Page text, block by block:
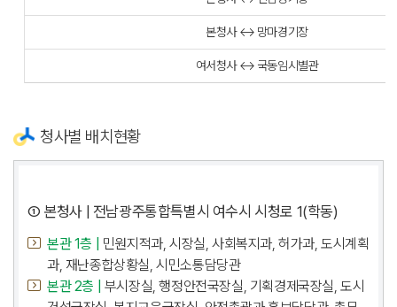
본청사 ↔ 망마경기장
여서청사 ↔ 국동임시별관
청사별 배치현황
① 본청사 | 전남광주통합특별시 여수시 시청로 1(학동)
본관 1층 |
민원지적과, 시장실, 사회복지과, 허가과, 도시계획
과, 재난종합상황실, 시민소통담당관
본관 2층 |
부시장실, 행정안전국장실, 기획경제국장실, 도시